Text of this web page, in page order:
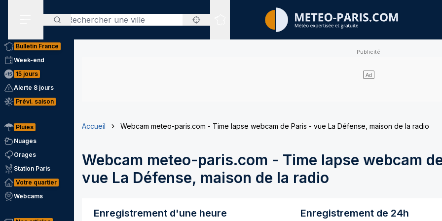
Rechercher
Sites expertisés
Bulletin France
Week-end
15 jours
Alerte 8 jours
Prévi. saison
Pluies
Nuages
Orages
Station Paris
Votre quartier
Webcams
Accueil Webcam meteo-paris.com - Time lapse webcam de Paris - vue La Défense, maison de la radio
Webcam meteo-paris.com - Time lapse webcam
vue La Défense, maison de la radio
Enregistrement d'une heure Enregistrement de 24h